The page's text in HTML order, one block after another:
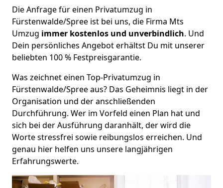
Die Anfrage für einen Privatumzug in
Fürstenwalde/Spree ist bei uns, die Firma Mts
Umzug immer kostenlos und unverbindlich. Und
Dein persönliches Angebot erhältst Du mit unserer
beliebten 100 % Festpreisgarantie.
Was zeichnet einen Top-Privatumzug in
Fürstenwalde/Spree aus? Das Geheimnis liegt in der
Organisation und der anschließenden
Durchführung. Wer im Vorfeld einen Plan hat und
sich bei der Ausführung daranhält, der wird die
Worte stressfrei sowie reibungslos erreichen. Und
genau hier helfen uns unsere langjährigen
Erfahrungswerte.